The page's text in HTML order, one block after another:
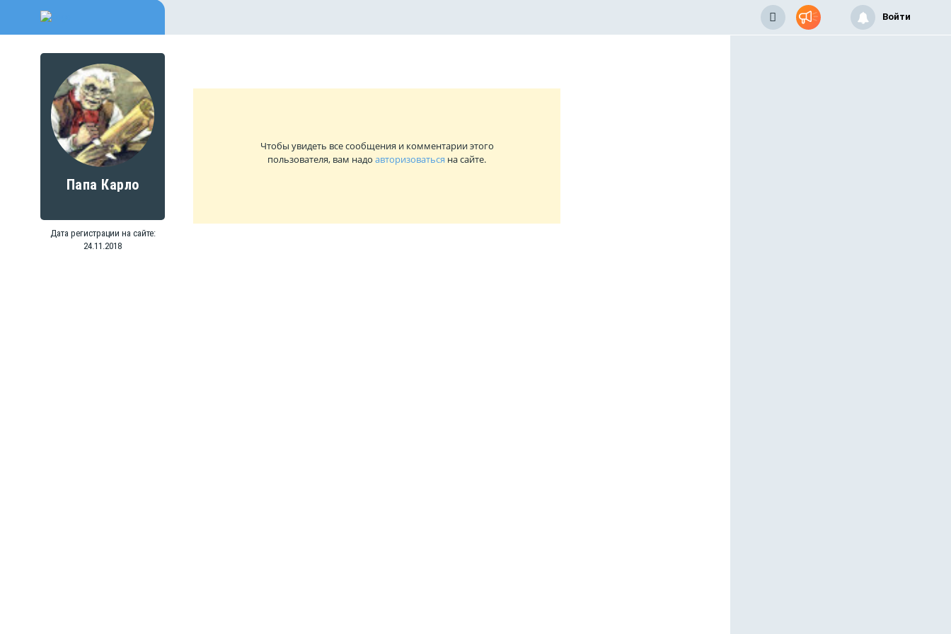
Войти
Папа Карло
Дата регистрации на сайте:
24.11.2018
Чтобы увидеть все сообщения и комментарии этого
пользователя, вам надо авторизоваться на сайте.